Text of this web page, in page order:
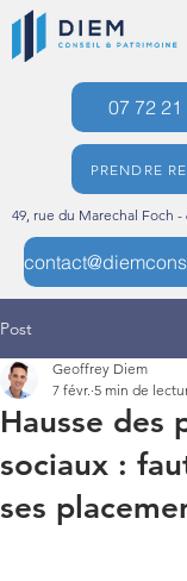
07 72 21
PRENDRE
49, rue du Marechal Foch -
Post
Hausse des
sociaux :
ses
Geoffrey Diem
7 févr. 5 min de